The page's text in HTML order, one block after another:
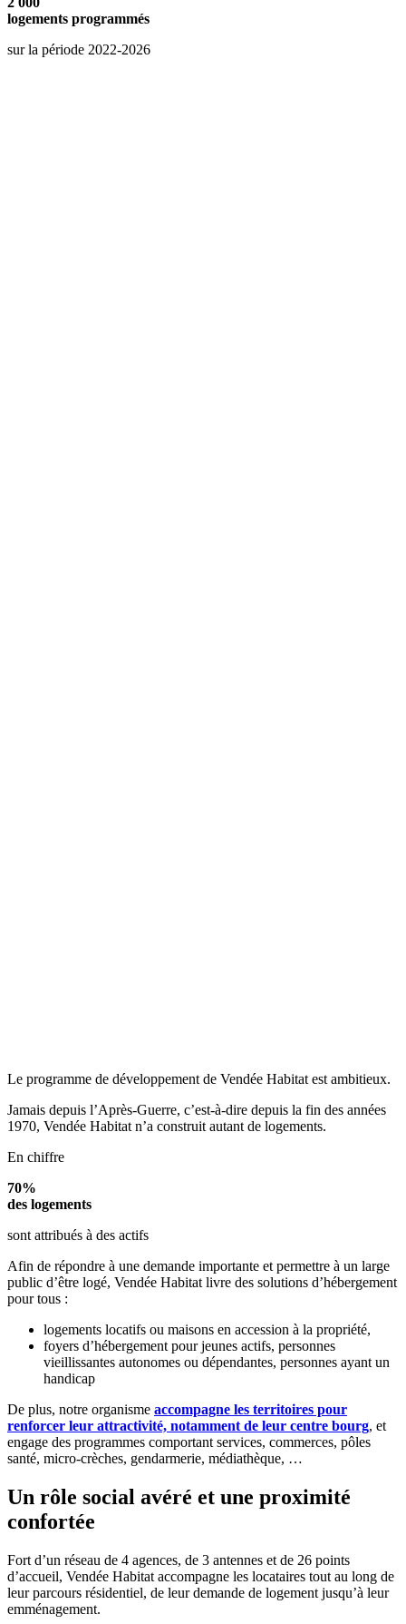
logements programmés
sur la période 2022-2026
Le programme de développement de Vendée Habitat est ambitieux.
Jamais depuis l’Après-Guerre, c’est-à-dire depuis la fin des années
1970, Vendée Habitat n’a construit autant de logements.
En chiffre
70%
des logements
sont attribués à des actifs
Afin de répondre à une demande importante et permettre à un large
public d’être logé, Vendée Habitat livre des solutions d’hébergement
pour tous :
logements locatifs ou maisons en accession à la propriété,
foyers d’hébergement pour jeunes actifs, personnes
vieillissantes autonomes ou dépendantes, personnes ayant un
handicap
De plus, notre organisme accompagne les territoires pour
renforcer leur attractivité, notamment de leur centre bourg, et
engage des programmes comportant services, commerces, pôles
santé, micro-crèches, gendarmerie, médiathèque, …
Un rôle social avéré et une proximité
confortée
Fort d’un réseau de 4 agences, de 3 antennes et de 26 points
d’accueil, Vendée Habitat accompagne les locataires tout au long de
leur parcours résidentiel, de leur demande de logement jusqu’à leur
emménagement.